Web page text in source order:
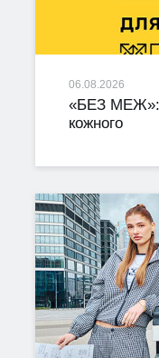
06.08.2026
«БЕЗ МЕЖ»:
кожного